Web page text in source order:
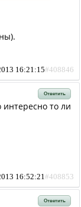
16:21:15#408846
Ответить
интересно то ли
16:52:21 #408853
Ответить